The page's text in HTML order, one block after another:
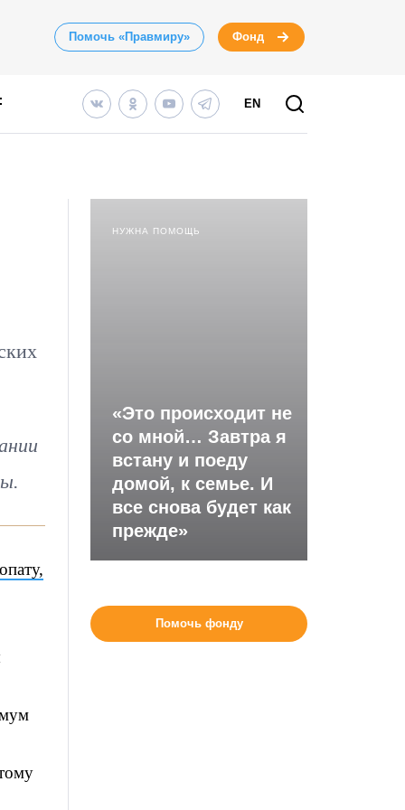
Помочь «Правмиру» Фонд
EN
НУЖНА ПОМОЩЬ
«Это происходит не
со мной… Завтра я
встану и поеду
домой, к семье. И
все снова будет как
прежде»
Помочь фонду